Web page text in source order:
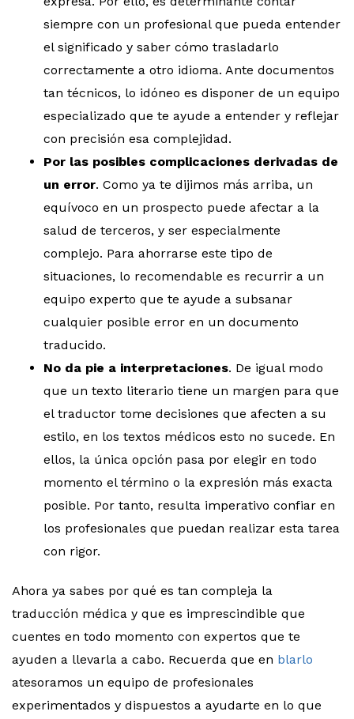
siempre con un profesional que pueda entender
el significado y saber cómo trasladarlo
correctamente a otro idioma. Ante documentos
tan técnicos, lo idóneo es disponer de un equipo
especializado que te ayude a entender y reflejar
con precisión esa complejidad.
Por las posibles complicaciones derivadas de
un error. Como ya te dijimos más arriba, un
equívoco en un prospecto puede afectar a la
salud de terceros, y ser especialmente
complejo. Para ahorrarse este tipo de
situaciones, lo recomendable es recurrir a un
equipo experto que te ayude a subsanar
cualquier posible error en un documento
traducido.
No da pie a interpretaciones. De igual modo
que un texto literario tiene un margen para que
el traductor tome decisiones que afecten a su
estilo, en los textos médicos esto no sucede. En
ellos, la única opción pasa por elegir en todo
momento el término o la expresión más exacta
posible. Por tanto, resulta imperativo confiar en
los profesionales que puedan realizar esta tarea
con rigor.
Ahora ya sabes por qué es tan compleja la
traducción médica y que es imprescindible que
cuentes en todo momento con expertos que te
ayuden a llevarla a cabo. Recuerda que en blarlo
atesoramos un equipo de profesionales
experimentados y dispuestos a ayudarte en lo que